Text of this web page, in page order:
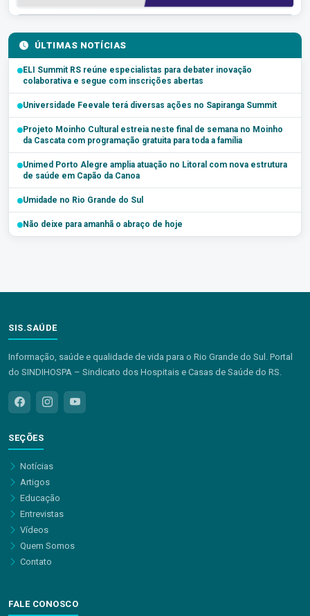
ÚLTIMAS NOTÍCIAS
ELI Summit RS reúne especialistas para debater inovação
colaborativa e segue com inscrições abertas
Universidade Feevale terá diversas ações no Sapiranga Summit
Projeto Moinho Cultural estreia neste final de semana no Moinho
da Cascata com programação gratuita para toda a família
Unimed Porto Alegre amplia atuação no Litoral com nova estrutura
de saúde em Capão da Canoa
Umidade no Rio Grande do Sul
Não deixe para amanhã o abraço de hoje
SIS.SAÚDE
Informação, saúde e qualidade de vida para o Rio Grande do Sul. Portal
do SINDIHOSPA – Sindicato dos Hospitais e Casas de Saúde do RS.
SEÇÕES
Notícias
Artigos
Educação
Entrevistas
Vídeos
Quem Somos
Contato
FALE CONOSCO